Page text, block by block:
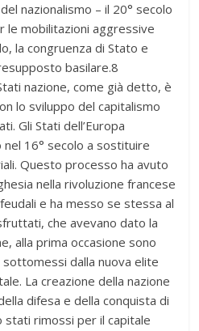
nazionalismo – il 20° secolo
le mobilitazioni aggressive
la congruenza di Stato e
basilare.8
nazione, come già detto, è
lo sviluppo del capitalismo
Gli Stati dell’Europa
nel 16° secolo a sostituire
Questo processo ha avuto
nella rivoluzione francese
e ha messo se stessa al
che avevano dato la
alla prima occasione sono
dalla nuova elite
La creazione della nazione
difesa e della conquista di
stati rimossi per il capitale